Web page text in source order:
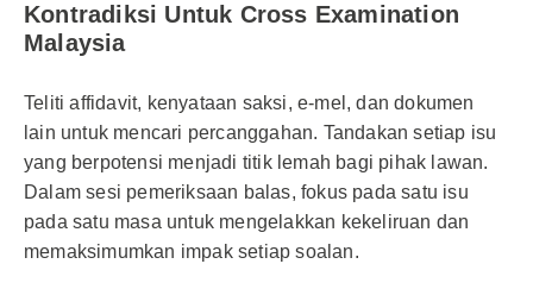
Kontradiksi Untuk Cross Examination
Malaysia
Teliti affidavit, kenyataan saksi, e-mel, dan dokumen
lain untuk mencari percanggahan. Tandakan setiap isu
yang berpotensi menjadi titik lemah bagi pihak lawan.
Dalam sesi pemeriksaan balas, fokus pada satu isu
pada satu masa untuk mengelakkan kekeliruan dan
memaksimumkan impak setiap soalan.